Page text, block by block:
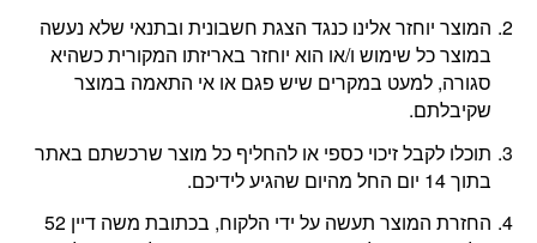
המוצר יוחזר אלינו כנגד הצגת חשבונית ובתנאי שלא נעשה
במוצר כל שימוש ו/או הוא יוחזר באריזתו המקורית כשהיא
סגורה, למעט במקרים שיש פגם או אי התאמה במוצר
שקיבלתם.
תוכלו לקבל זיכוי כספי או להחליף כל מוצר שרכשתם באתר
בתוך 14 יום החל מהיום שהגיע לידיכם.
החזרת המוצר תעשה על ידי הלקוח, בכתובת משה דיין 52